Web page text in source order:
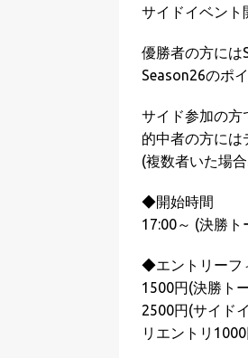
サイドイベント
優勝者の方には
Season26のポ
サイド参加の方
的中者の方には
(複数者いた場
◆開始時間
17:00～ (決勝
◆エントリーフ
1500円(決勝ト
2500円(サイド
リエントリ